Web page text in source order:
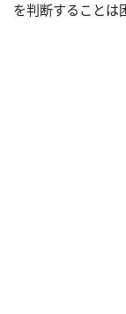
を判断することは